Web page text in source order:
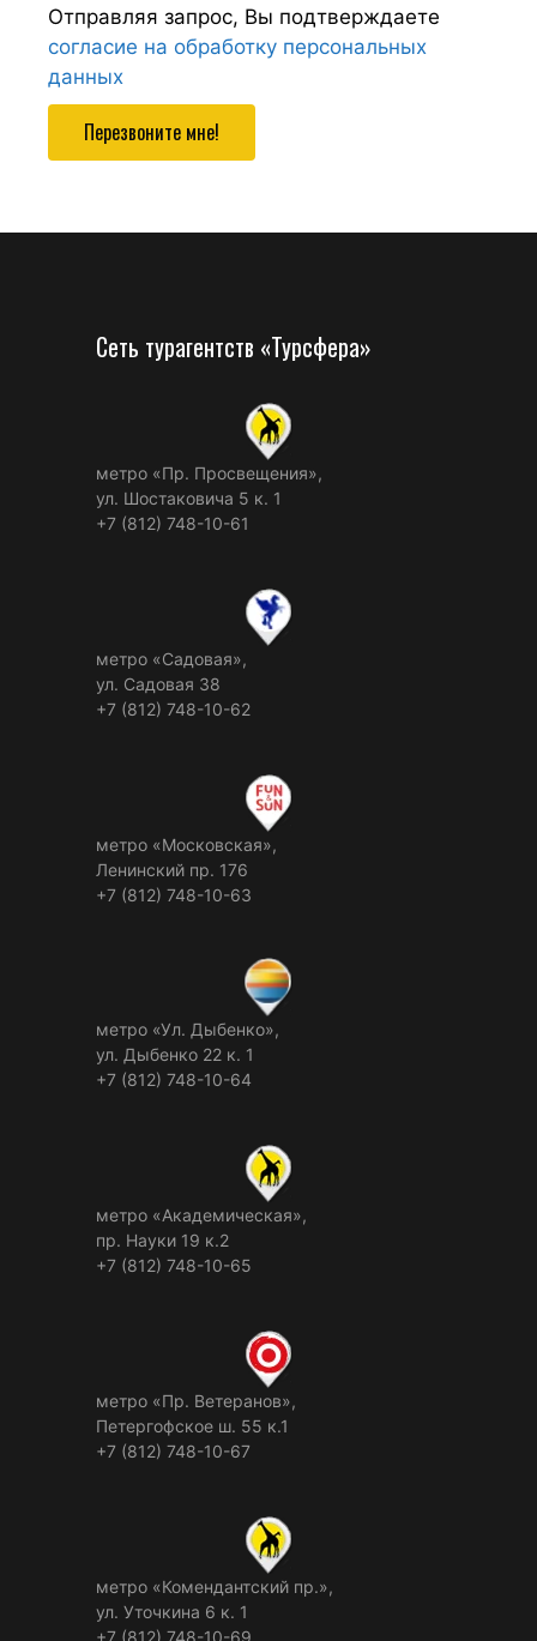
Отправляя запрос, Вы подтверждаете
согласие на обработку персональных
данных
Перезвоните мне!
Сеть турагентств «Турсфера»
метро «Пр. Просвещения»,
ул. Шостаковича 5 к. 1
+7 (812) 748-10-61
метро «Садовая»,
ул. Садовая 38
+7 (812) 748-10-62
метро «Московская»,
Ленинский пр. 176
+7 (812) 748-10-63
метро «Ул. Дыбенко»,
ул. Дыбенко 22 к. 1
+7 (812) 748-10-64
метро «Академическая»,
пр. Науки 19 к.2
+7 (812) 748-10-65
метро «Пр. Ветеранов»,
Петергофское ш. 55 к.1
+7 (812) 748-10-67
метро «Комендантский пр.»,
ул. Уточкина 6 к. 1
+7 (812) 748-10-69